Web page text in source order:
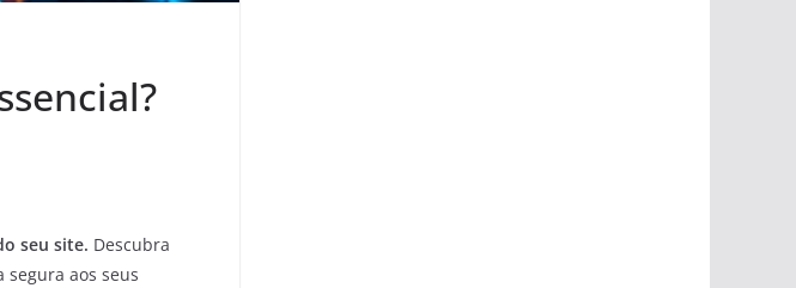
seu site. Descubra
aos seus